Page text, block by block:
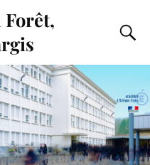
Forêt,